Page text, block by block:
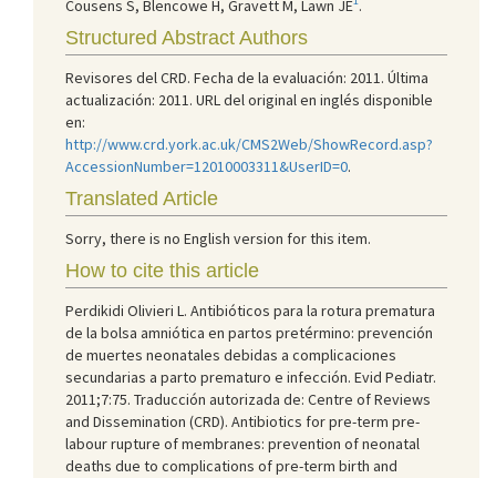
Cousens S, Blencowe H, Gravett M, Lawn JE .
Structured Abstract Authors
Revisores del CRD. Fecha de la evaluación: 2011. Última
actualización: 2011. URL del original en inglés disponible
en:
http://www.crd.york.ac.uk/CMS2Web/ShowRecord.asp?
AccessionNumber=12010003311&UserID=0.
Translated Article
Sorry, there is no English version for this item.
How to cite this article
Perdikidi Olivieri L. Antibióticos para la rotura prematura
de la bolsa amniótica en partos pretérmino: prevención
de muertes neonatales debidas a complicaciones
secundarias a parto prematuro e infección. Evid Pediatr.
2011;7:75. Traducción autorizada de: Centre of Reviews
and Dissemination (CRD). Antibiotics for pre-term pre-
labour rupture of membranes: prevention of neonatal
deaths due to complications of pre-term birth and